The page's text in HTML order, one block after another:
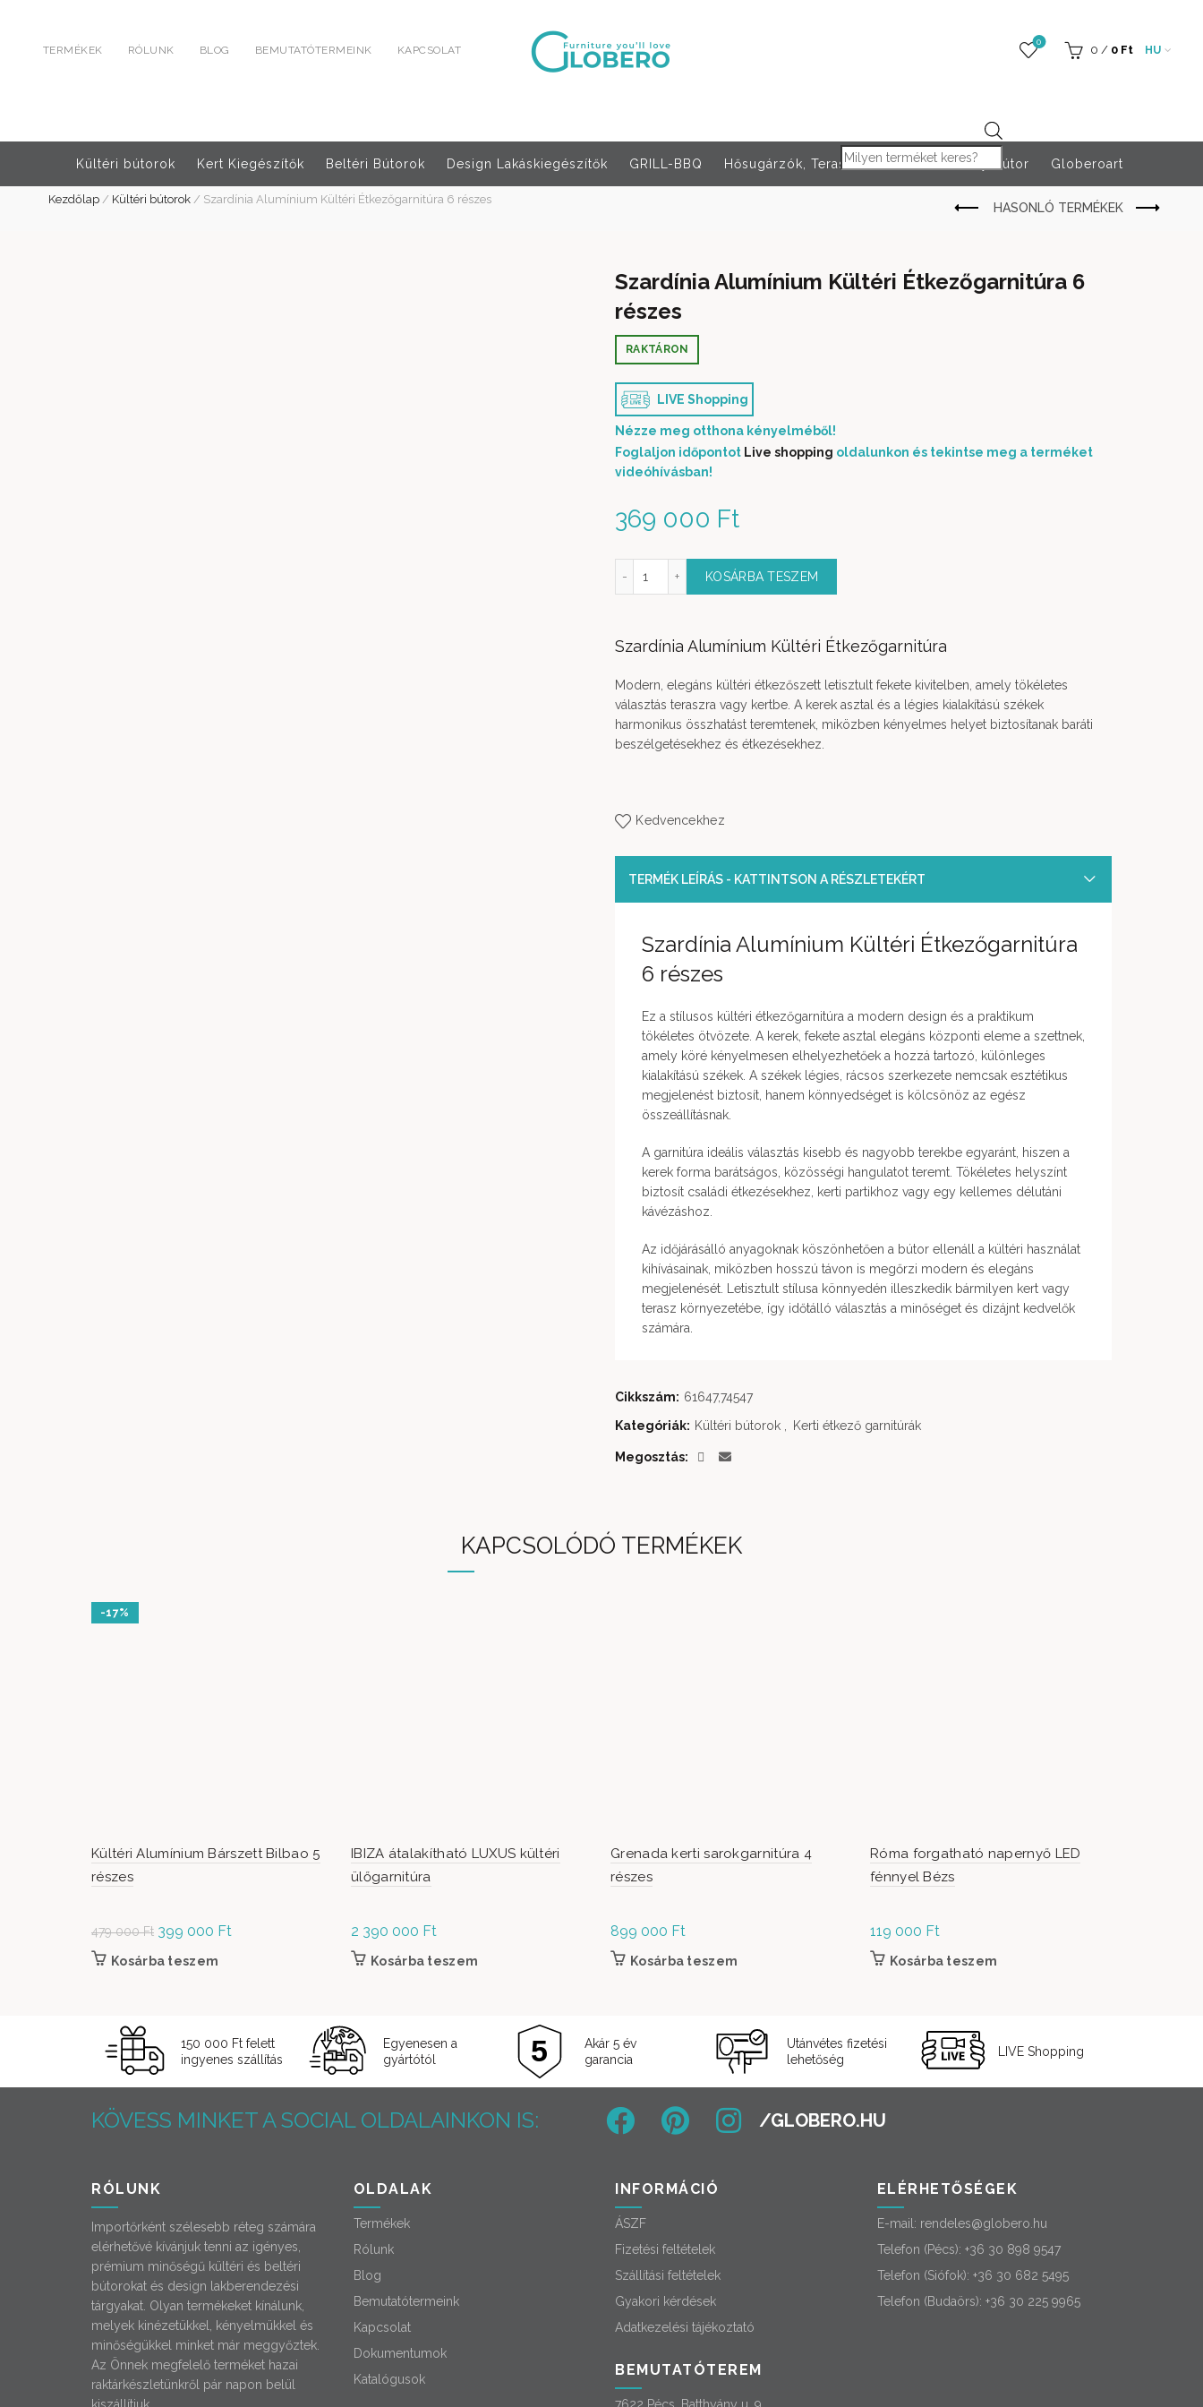
TERMÉKEK RÓLUNK BLOG BEMUTATÓTERMEINK KAPCSOLAT
Products search
0
0 / 0 Ft HU
Kültéri bútorok Kert Kiegészítők Beltéri Bútorok Design Lakáskiegészítők GRILL-BBQ Hősugárzók, Teraszfűtés Rendezvény bútor Globeroart
Kezdőlap/ Kültéri bútorok/ Szardínia Alumínium Kültéri Étkezőgarnitúra 6 részes
Szardínia Alumínium Kültéri Étkezőgarnitúra 6
részes
369 000 Ft
RAKTÁRON
LIVE Shopping
Nézze meg otthona kényelméből!
Foglaljon időpontot Live shopping oldalunkon és tekintse meg a terméket
videóhívásban!
Szardínia Alumínium Kültéri Étkezőgarnitúra 6 részes mennyiség
KOSÁRBA TESZEM
Szardínia Alumínium Kültéri Étkezőgarnitúra
Modern, elegáns kültéri étkezőszett letisztult fekete kivitelben, amely tökéletes
választás teraszra vagy kertbe. A kerek asztal és a légies kialakítású székek
harmonikus összhatást teremtenek, miközben kényelmes helyet biztosítanak baráti
beszélgetésekhez és étkezésekhez.
Kedvencekhez
TERMÉK LEÍRÁS - KATTINTSON A RÉSZLETEKÉRT
Szardínia Alumínium Kültéri Étkezőgarnitúra
6 részes
Ez a stílusos kültéri étkezőgarnitúra a modern design és a praktikum
tökéletes ötvözete. A kerek, fekete asztal elegáns központi eleme a szettnek,
amely köré kényelmesen elhelyezhetőek a hozzá tartozó, különleges
kialakítású székek. A székek légies, rácsos szerkezete nemcsak esztétikus
megjelenést biztosít, hanem könnyedséget is kölcsönöz az egész
összeállításnak.
A garnitúra ideális választás kisebb és nagyobb terekbe egyaránt, hiszen a
kerek forma barátságos, közösségi hangulatot teremt. Tökéletes helyszínt
biztosít családi étkezésekhez, kerti partikhoz vagy egy kellemes délutáni
kávézáshoz.
Az időjárásálló anyagoknak köszönhetően a bútor ellenáll a kültéri használat
kihívásainak, miközben hosszú távon is megőrzi modern és elegáns
megjelenését. Letisztult stílusa könnyedén illeszkedik bármilyen kert vagy
terasz környezetébe, így időtálló választás a minőséget és dizájnt kedvelők
számára.
Cikkszám: 61647,74547
Kategóriák: Kültéri bútorok Kerti étkező garnitúrák
Megosztás
KAPCSOLÓDÓ TERMÉKEK
-17%
Kültéri Alumínium Bárszett Bilbao 5
részes
479 000Ft Original
price was:
399 000 Ft
Kosárba teszem
IBIZA átalakítható LUXUS kültéri
ülőgarnitúra
2 390 000 Ft
Kosárba teszem
Grenada kerti sarokgarnitúra 4
részes
899 000 Ft
Kosárba teszem
Róma forgatható napernyő LED
fénnyel Bézs
119 000 Ft
Kosárba teszem
150 000 Ft felett
ingyenes szállítás
Egyenesen a
gyártótól
Akár 5 év
garancia
Utánvétes fizetési
lehetőség
LIVE Shopping
KÖVESS MINKET A SOCIAL OLDALAINKON IS:
RÓLUNK
Importőrként szélesebb réteg számára
elérhetővé kívánjuk tenni az igényes,
prémium minőségű kültéri és beltéri
bútorokat és design lakberendezési
tárgyakat. Olyan termékeket kínálunk,
melyek kinézetükkel, kényelmükkel és
minőségükkel minket már meggyőztek.
Az Önnek megfelelő terméket hazai
raktárkészletünkről pár napon belül
OLDALAK
Termékek
Rólunk
Blog
Bemutatótermeink
Kapcsolat
Dokumentumok
Katalógusok
INFORMÁCIÓ
ÁSZF
Fizetési feltételek
Szállítási feltételek
Gyakori kérdések
Adatkezelési tájékoztató
BEMUTATÓTEREM
ELÉRHETŐSÉGEK
E-mail: rendeles@globero.hu
Telefon (Pécs): +36 30 898 9547
Telefon (Siófok): +36 30 682 5495
Telefon (Budaörs): +36 30 225 9965